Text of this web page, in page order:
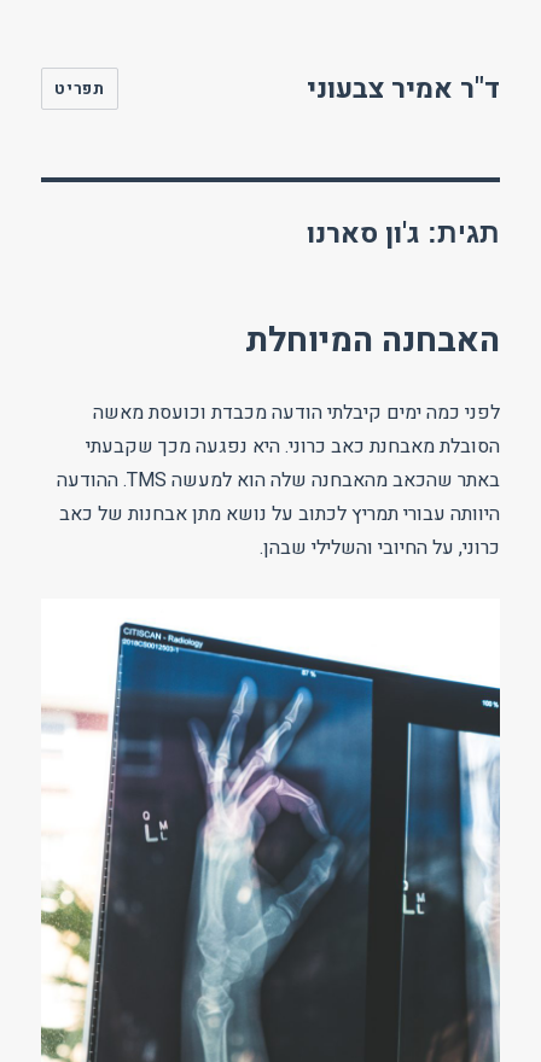
ד"ר אמיר צבעוני תפריט
תגית: ג'ון סארנו
האבחנה המיוחלת
לפני כמה ימים קיבלתי הודעה מכבדת וכועסת מאשה
הסובלת מאבחנת כאב כרוני. היא נפגעה מכך שקבעתי
באתר שהכאב מהאבחנה שלה הוא למעשה TMS. ההודעה
היוותה עבורי תמריץ לכתוב על נושא מתן אבחנות של כאב
כרוני, על החיובי והשלילי שבהן.